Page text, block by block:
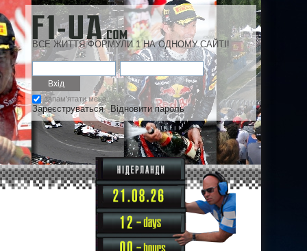
ВСЕ ЖИТТЯ ФОРМУЛИ 1 НА ОДНОМУ САЙТІ!
запам'ятати мене
Зареєструваться Відновити пароль